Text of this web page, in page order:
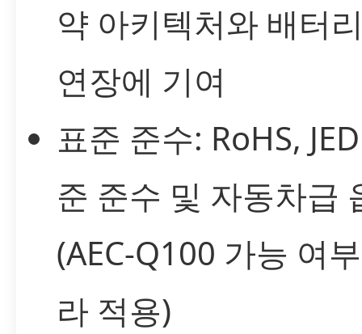
약 아키텍처와 배터
연장에 기여
표준 준수: RoHS,
준 준수 및 자동차급
(AEC-Q100 가능 여
라 적용)